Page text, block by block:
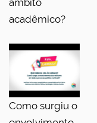
âmbito
acadêmico?
Como surgiu o